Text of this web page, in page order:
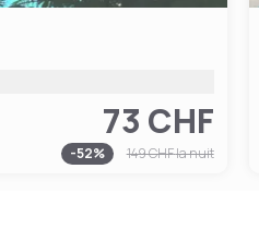
73 CHF
-52% 149 CHFla nuit